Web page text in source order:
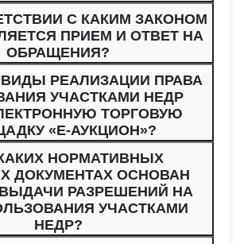
С КАКИМ ЗАКОНОМ
ПРИЕМ И ОТВЕТ НА
ОБРАЩЕНИЯ?
РЕАЛИЗАЦИИ ПРАВА
УЧАСТКАМИ НЕДР
ТОРГОВУЮ
«Е-АУКЦИОН»?
НОРМАТИВНЫХ
ДОКУМЕНТАХ ОСНОВАН
РАЗРЕШЕНИЙ НА
УЧАСТКАМИ
НЕДР?